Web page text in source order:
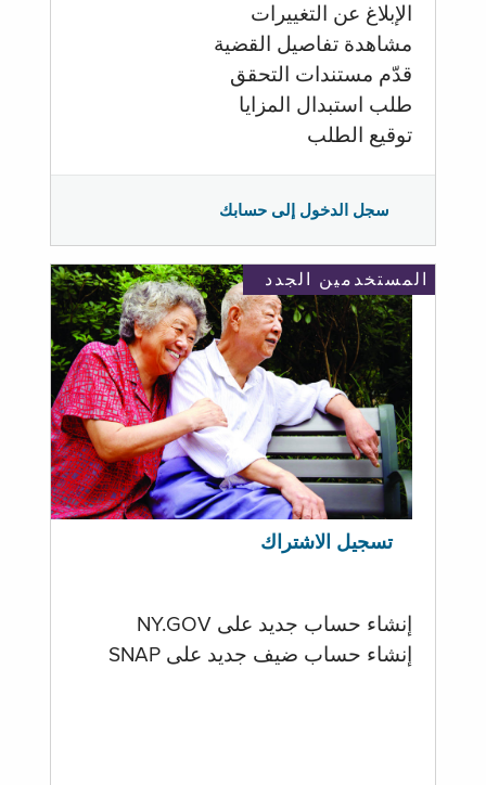
الإبلاغ عن التغييرات
مشاهدة تفاصيل القضية
قدّم مستندات التحقق
طلب استبدال المزايا
توقيع الطلب
سجل الدخول إلى حسابك
المستخدمين الجدد
تسجيل الاشتراك
إنشاء حساب جديد على NY.GOV
إنشاء حساب ضيف جديد على SNAP